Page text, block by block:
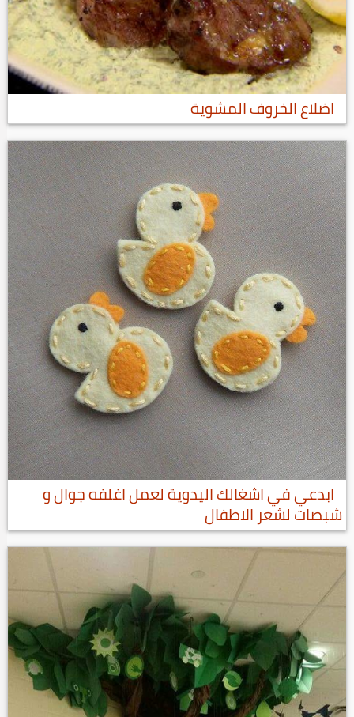
اضلاع الخروف المشوية
ابدعي في اشغالك اليدوية لعمل اغلفه جوال و
شبصات لشعر الاطفال